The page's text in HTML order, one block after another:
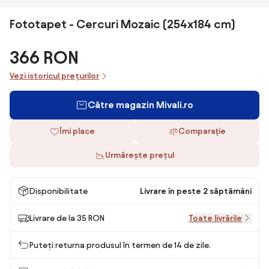
Fototapet - Cercuri Mozaic (254x184 cm)
366 RON
Vezi istoricul prețurilor
Către magazin Mivali.ro
Îmi place Comparaţie
Urmărește prețul
Disponibilitate Livrare în peste 2 săptămâni
Livrare de la 35 RON Toate livrările
Puteți returna produsul în termen de 14 de zile.